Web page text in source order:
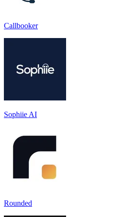
Callbooker
Sophiie AI
Rounded